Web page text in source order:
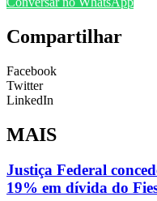
Compartilhar
Facebook
Twitter
LinkedIn
MAIS
Justiça Federal
19% em dívida do